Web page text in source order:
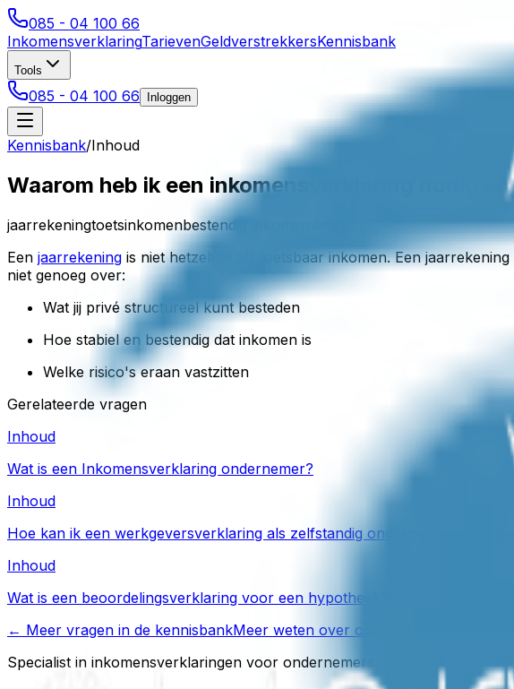
085 - 04 100 66
InkomensverklaringTarievenGeldverstrekkersKennisbank
Tools
085 - 04 100 66 Inloggen
Kennisbank/Inhoud
Waarom heb ik een inkomensverklaring nodig
jaarrekeningtoetsinkomenbestendig inkomen
Een jaarrekening is niet hetzelfde als toetsbaar inkomen. Een
niet genoeg over:
Wat jij privé structureel kunt besteden
Hoe stabiel en bestendig dat inkomen is
Welke risico's eraan vastzitten
Gerelateerde vragen
Inhoud
Wat is een Inkomensverklaring ondernemer?
Inhoud
Hoe kan ik een werkgeversverklaring als zelfstandig ondernemer
Inhoud
Wat is een beoordelingsverklaring voor een hypotheek?
← Meer vragen in de kennisbankMeer weten over onze dienst?
Specialist in inkomensverklaringen voor ondernemers. Snel,